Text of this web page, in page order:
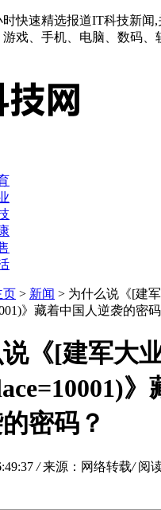
时快速精选报道IT科技新闻
戏、手机、电脑、数码、
页 > 新闻 > 为什么说《[建
》藏着中国人逆袭的密码
《[建军大
》
密码？
/ 来源：网络转载/ 阅